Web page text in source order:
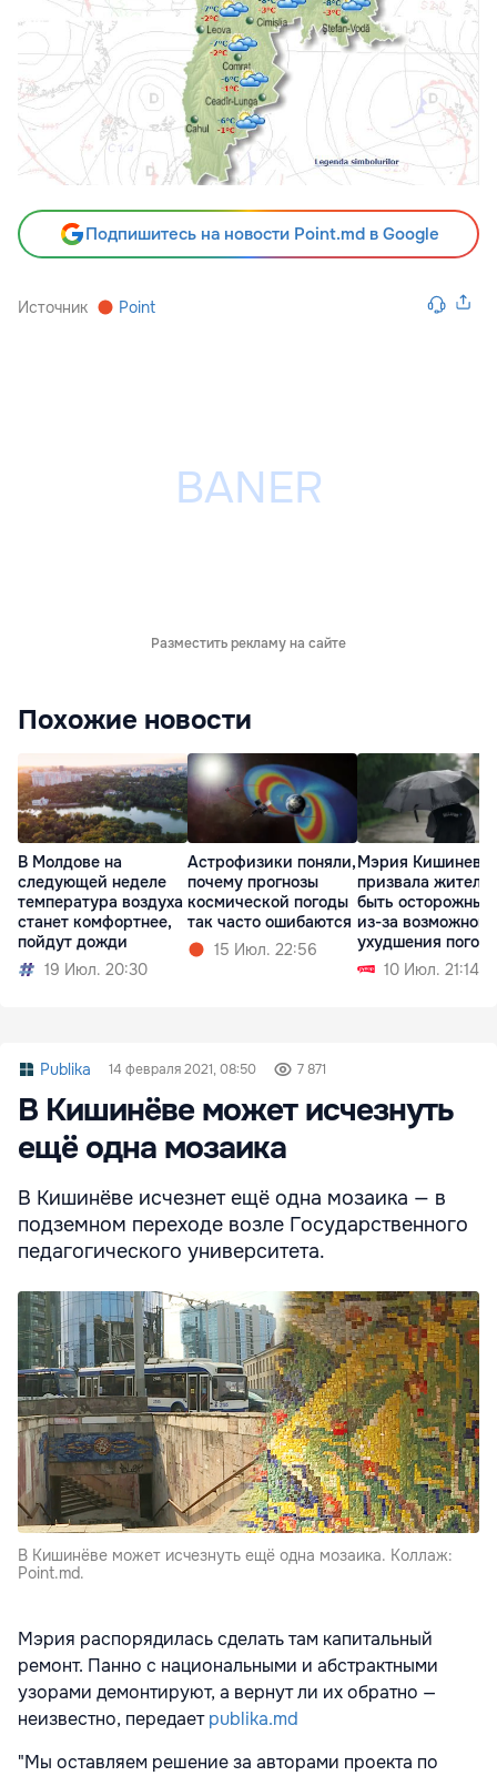
Подпишитесь на новости Point.md в Google
Источник Point
Разместить рекламу на сайте
Похожие новости
В Молдове на
следующей неделе
температура воздуха
станет комфортнее,
пойдут дожди
19 Июл. 20:30
Астрофизики поняли,
почему прогнозы
космической погоды
так часто ошибаются
15 Июл. 22:56
Мэрия Кишинева
призвала
быть
из-за возможного
ухудшения
10 Июл. 21:14
Publika 14 февраля 2021, 08:50 7 871
В Кишинёве может исчезнуть
ещё одна мозаика
В Кишинёве исчезнет ещё одна мозаика — в
подземном переходе возле Государственного
педагогического университета.
В Кишинёве может исчезнуть ещё одна мозаика. Коллаж:
Point.md.
Мэрия распорядилась сделать там капитальный
ремонт. Панно с национальными и абстрактными
узорами демонтируют, а вернут ли их обратно —
неизвестно, передаетpublika.md
"Мы оставляем решение за авторами проекта по